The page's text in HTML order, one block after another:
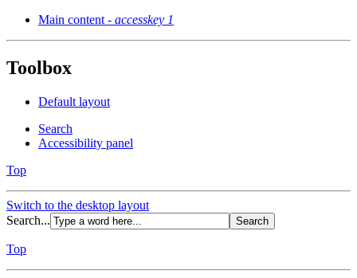
Main content - accesskey 1
Toolbox
Default layout
Search
Accessibility panel
Top
Switch to the desktop layout
Search...
Top